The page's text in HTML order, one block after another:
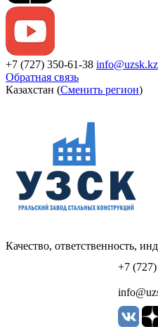
+7 (727) 350-61-38 info@uzsk.kz
Обратная связь
Казахстан (Сменить регион)
УЗСК
Качество, ответственность,
+7